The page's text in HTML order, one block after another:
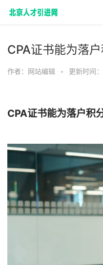
CPA证书能为落户
作者：网站编辑 • 更新时间
CPA证书能为落户积